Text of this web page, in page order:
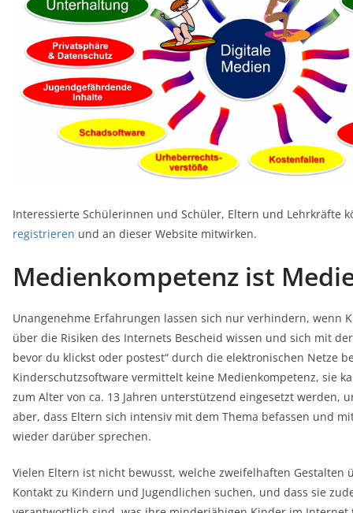
Interessierte Schülerinnen und Schüler, Eltern und Lehrkräfte
registrieren und an dieser Website mitwirken.
Medienkompetenz ist
Unangenehme Erfahrungen lassen sich nur verhindern, wenn
über die Risiken des Internets Bescheid wissen und sich mit
bevor du klickst oder postest“ durch die elektronischen Netze
Kinderschutzsoftware vermittelt keine Medienkompetenz, sie
zum Alter von ca. 13 Jahren unterstützend eingesetzt werden,
aber, dass Eltern sich intensiv mit dem Thema befassen und
wieder darüber sprechen.
Vielen Eltern ist nicht bewusst, welche zweifelhaften Gestalten
Kontakt zu Kindern und Jugendlichen suchen, und dass sie